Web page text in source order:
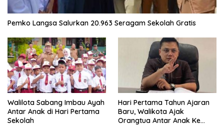
Pemko Langsa Salurkan 20.963 Seragam Sekolah Gratis
Walilota Sabang Imbau Ayah
Antar Anak di Hari Pertama
Sekolah
Hari Pertama Tahun Ajaran
Baru, Walikota Ajak
Orangtua Antar Anak Ke